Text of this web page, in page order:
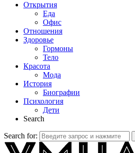
Открытия
Еда
Офис
Отношения
Здоровье
Гормоны
Тело
Красота
Мода
История
Биографии
Психология
Дети
Search
Search for: